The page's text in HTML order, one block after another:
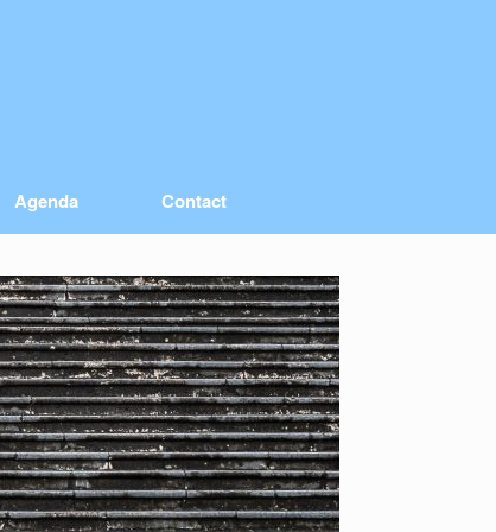
Agenda Contact